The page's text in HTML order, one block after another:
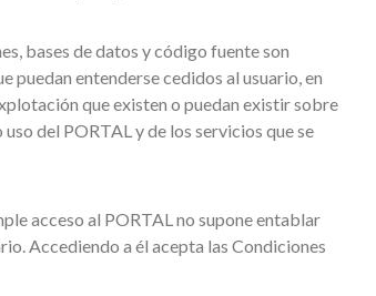
bases de datos y código fuente son
entenderse cedidos al usuario, en
que existen o puedan existir sobre
del PORTAL y de los servicios que se
acceso al PORTAL no supone entablar
Accediendo a él acepta las Condiciones